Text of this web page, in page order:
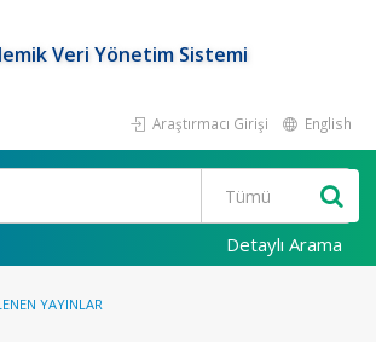
Veri Yönetim Sistemi
Araştırmacı Girişi English
Detaylı Arama
YAYINLAR